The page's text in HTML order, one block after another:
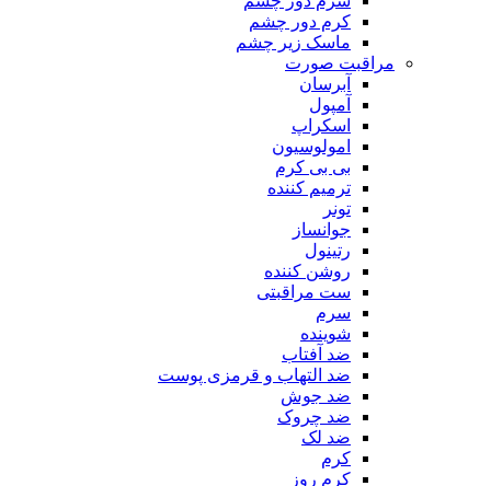
کرم دور چشم
ماسک زیر چشم
مراقبت صورت
آبرسان
آمپول
اسکراپ
امولوسیون
بی بی کرم
ترمیم کننده
تونر
جوانساز
رتینول
روشن کننده
ست مراقبتی
سرم
شوینده
ضد آفتاب
ضد التهاب و قرمزی پوست
‌ضد جوش
ضد چروک
ضد لک
کرم
کرم روز